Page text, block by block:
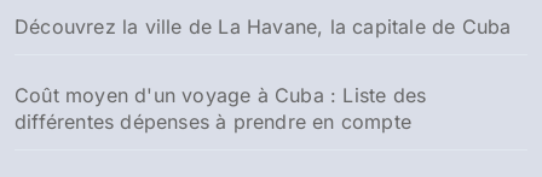
Découvrez la ville de La Havane, la capitale de Cuba
Coût moyen d'un voyage à Cuba : Liste des
différentes dépenses à prendre en compte